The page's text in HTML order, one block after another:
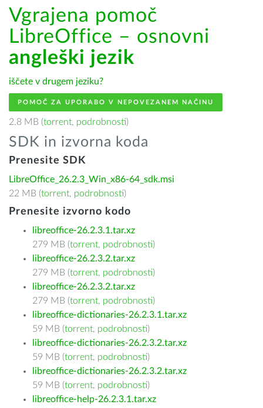
Vgrajena pomoč
LibreOffice – osnovni
angleški jezik
iščete v drugem jeziku?
POMOČ ZA UPORABO V NEPOVEZANEM NAČINU
2.8 MB (torrent, podrobnosti)
SDK in izvorna koda
Prenesite SDK
LibreOffice_26.2.3_Win_x86-64_sdk.msi
22 MB (torrent, podrobnosti)
Prenesite izvorno kodo
libreoffice-26.2.3.1.tar.xz
279 MB (torrent, podrobnosti)
libreoffice-26.2.3.2.tar.xz
279 MB (torrent, podrobnosti)
libreoffice-26.2.3.2.tar.xz
279 MB (torrent, podrobnosti)
libreoffice-dictionaries-26.2.3.1.tar.xz
59 MB (torrent, podrobnosti)
libreoffice-dictionaries-26.2.3.2.tar.xz
59 MB (torrent, podrobnosti)
libreoffice-dictionaries-26.2.3.2.tar.xz
59 MB (torrent, podrobnosti)
libreoffice-help-26.2.3.1.tar.xz